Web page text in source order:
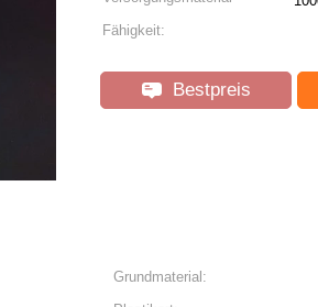
Fähigkeit:
Bestpreis
Grundmaterial: